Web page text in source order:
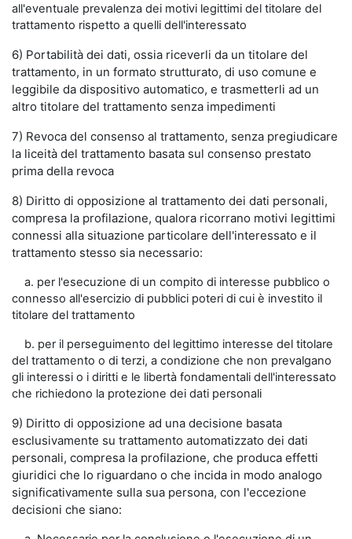
all'eventuale prevalenza dei motivi legittimi del titolare del
trattamento rispetto a quelli dell'interessato
6) Portabilità dei dati, ossia riceverli da un titolare del
trattamento, in un formato strutturato, di uso comune e
leggibile da dispositivo automatico, e trasmetterli ad un
altro titolare del trattamento senza impedimenti
7) Revoca del consenso al trattamento, senza pregiudicare
la liceità del trattamento basata sul consenso prestato
prima della revoca
8) Diritto di opposizione al trattamento dei dati personali,
compresa la profilazione, qualora ricorrano motivi legittimi
connessi alla situazione particolare dell'interessato e il
trattamento stesso sia necessario:
a. per l'esecuzione di un compito di interesse pubblico o
connesso all'esercizio di pubblici poteri di cui è investito il
titolare del trattamento
b. per il perseguimento del legittimo interesse del titolare
del trattamento o di terzi, a condizione che non prevalgano
gli interessi o i diritti e le libertà fondamentali dell'interessato
che richiedono la protezione dei dati personali
9) Diritto di opposizione ad una decisione basata
esclusivamente su trattamento automatizzato dei dati
personali, compresa la profilazione, che produca effetti
giuridici che lo riguardano o che incida in modo analogo
significativamente sulla sua persona, con l'eccezione
decisioni che siano: